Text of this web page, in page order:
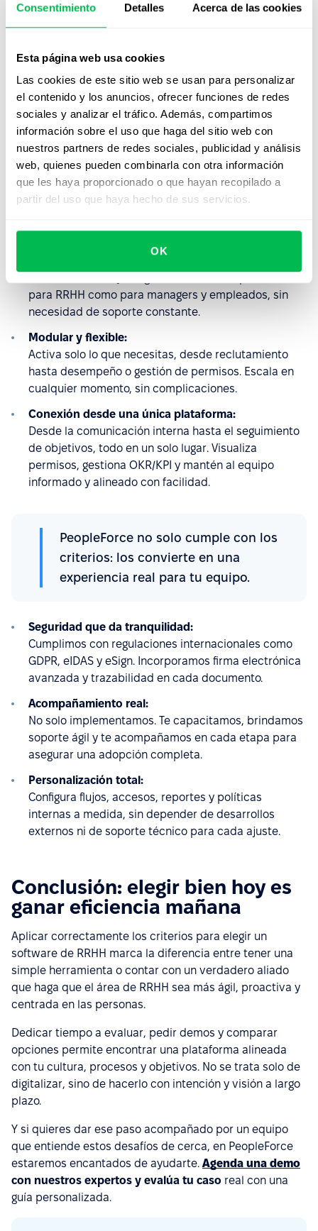
Consentimiento Detalles Acerca de las cookies
Esta página web usa cookies
Las cookies de este sitio web se usan para personalizar
el contenido y los anuncios, ofrecer funciones de redes
sociales y analizar el tráfico. Además, compartimos
información sobre el uso que haga del sitio web con
nuestros partners de redes sociales, publicidad y análisis
web, quienes pueden combinarla con otra información
que les haya proporcionado o que hayan recopilado a
partir del uso que haya hecho de sus servicios.
OK
¿Quieres ver cómo
PeopleForce responde a estos
criterios?
Elegir unsoftware de RRHHno es solo incorporar
tecnología: es tomar una decisión estratégica que
impacta directamente en la eficiencia operativa, la
experiencia del equipo y el crecimiento del negocio.
En PeopleForce entendemos los retos que enfrentas
desde el área de talento. Por eso diseñamos una
plataforma que se adapta a tus procesos, escala
primer día.
para RRHH como para managers y empleados, sin
necesidad de soporte constante.
Modular y flexible:
Activa solo lo que necesitas, desde reclutamiento
hasta desempeño o gestión de permisos. Escala en
cualquier momento, sin complicaciones.
Conexión desde una única plataforma:
Desde la comunicación interna hasta el seguimiento
de objetivos, todo en un solo lugar. Visualiza
permisos, gestiona OKR/KPI y mantén al equipo
informado y alineado con facilidad.
PeopleForce no solo cumple con los
criterios: los convierte en una
experiencia real para tu equipo.
Seguridad que da tranquilidad:
Cumplimos con regulaciones internacionales como
GDPR, eIDAS y eSign. Incorporamos firma electrónica
avanzada y trazabilidad en cada documento.
Acompañamiento real:
No solo implementamos. Te capacitamos, brindamos
soporte ágil y te acompañamos en cada etapa para
asegurar una adopción completa.
Personalización total:
Configura flujos, accesos, reportes y políticas
internas a medida, sin depender de desarrollos
externos ni de soporte técnico para cada ajuste.
Conclusión: elegir bien hoy es
ganar eficiencia mañana
Aplicar correctamente los criterios para elegir un
software de RRHH marca la diferencia entre tener una
simple herramienta o contar con un verdadero aliado
que haga que el área de RRHH sea más ágil, proactiva y
centrada en las personas.
Dedicar tiempo a evaluar, pedir demos y comparar
opciones permite encontrar una plataforma alineada
con tu cultura, procesos y objetivos. No se trata solo de
digitalizar, sino de hacerlo con intención y visión a largo
plazo.
Y si quieres dar ese paso acompañado por un equipo
que entiende estos desafíos de cerca, en PeopleForce
estaremos encantados de ayudarte. Agenda una demo
con nuestros expertos y evalúa tu caso real con una
guía personalizada.